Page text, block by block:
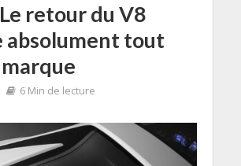
retour du V8
absolument tout
6 Min de lecture